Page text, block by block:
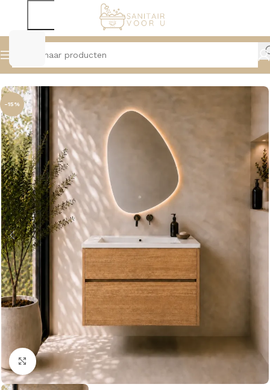
Home Badmeubelen Onderkasten
-15%
Vergroten